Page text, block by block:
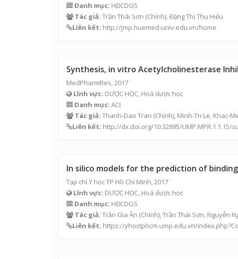
Danh mục: HĐCDGS
Tác giả: Trần Thái Sơn (Chính), Đặng Thị Thu Hiếu
Liên kết: http://jmp.huemed-univ.edu.vn/home
Synthesis, in vitro Acetylcholinesterase
MedPharmRes, 2017
Lĩnh vực: DƯỢC HỌC, Hoá dược học
Danh mục: ACI
Tác giả: Thanh-Dao Tran (Chính), Minh-Tri Le, Khac-
Liên kết: http://dx.doi.org/10.32895/UMP.MPR.1.1.15/
In silico models for the prediction of
Tạp chí Y học TP Hồ Chí Minh, 2017
Lĩnh vực: DƯỢC HỌC, Hoá dược học
Danh mục: HĐCDGS
Tác giả: Trần Gia Ân (Chính),Trần Thái Sơn, Nguyễn
Liên kết: https://yhoctphcm.ump.edu.vn/